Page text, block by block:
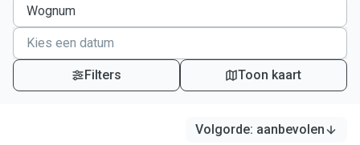
Filters Toon kaart
Volgorde: aanbevolen